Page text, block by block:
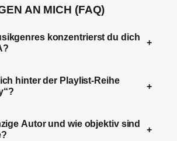
AN MICH (FAQ)
konzentrierst du dich
+
hinter der Playlist-Reihe
+
Autor und wie objektiv sind
+